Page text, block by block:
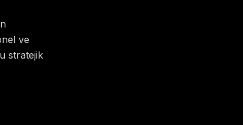
ve
stratejik